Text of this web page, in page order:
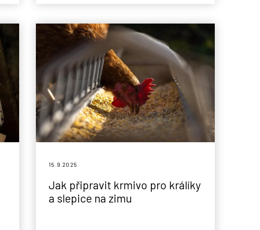
15.9.2025
Jak připravit krmivo pro králíky
a slepice na zimu